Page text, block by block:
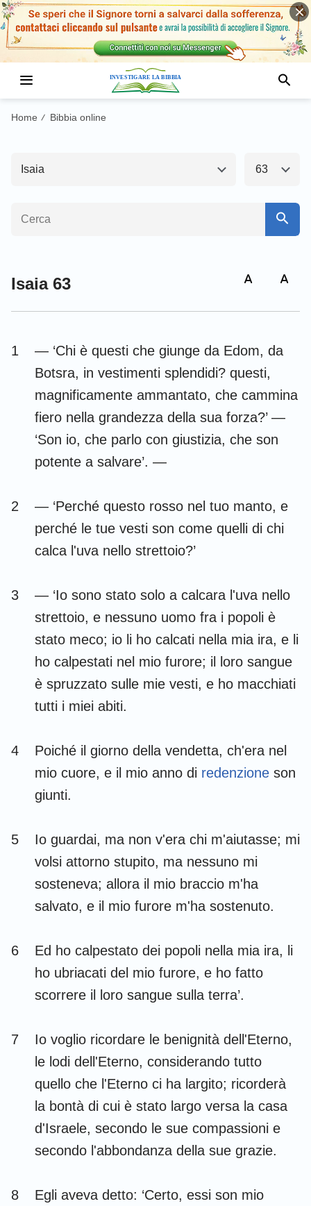
Home / Bibbia online
Isaia
Antico Testamento1 Nuovo Testamento
Genesi
Deuteronomio
Ester Giobbe
Ecclesiaste Cantici
Isaia Geremia
Daniele Osea
Gioele
Michea Nahum
Sofonia
Aggeo Zaccaria
Malachia
63
Isaia 63
1
— ‘Chi è questi che giunge da Edom, da
Botsra, in vestimenti splendidi? questi,
magnificamente ammantato, che cammina
fiero nella grandezza della sua forza?’ —
‘Son io, che parlo con giustizia, che son
potente a salvare’. —
2
— ‘Perché questo rosso nel tuo manto, e
perché le tue vesti son come quelli di chi
calca l'uva nello strettoio?’
3
— ‘Io sono stato solo a calcara l'uva nello
strettoio, e nessuno uomo fra i popoli è
stato meco; io li ho calcati nella mia ira, e li
ho calpestati nel mio furore; il loro sangue
è spruzzato sulle mie vesti, e ho macchiati
tutti i miei abiti.
4
Poiché il giorno della vendetta, ch'era nel
mio cuore, e il mio anno di redenzione son
giunti.
5
Io guardai, ma non v'era chi m'aiutasse; mi
volsi attorno stupito, ma nessuno mi
sosteneva; allora il mio braccio m'ha
salvato, e il mio furore m'ha sostenuto.
6
Ed ho calpestato dei popoli nella mia ira, li
ho ubriacati del mio furore, e ho fatto
scorrere il loro sangue sulla terra’.
7
Io voglio ricordare le benignità dell'Eterno,
le lodi dell'Eterno, considerando tutto
quello che l'Eterno ci ha largito; ricorderà
la bontà di cui è stato largo versa la casa
d'Israele, secondo le sue compassioni e
secondo l'abbondanza della sue grazie.
8
Egli aveva detto: ‘Certo, essi son mio